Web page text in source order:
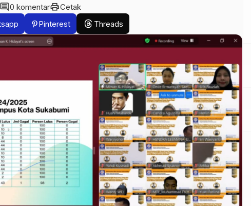
comment0 komentarprintCetak
Pinterest Threads